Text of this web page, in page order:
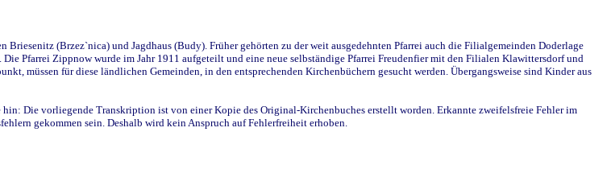
(Brzez`nica) und Jagdhaus (Budy). Früher gehörten zu der weit ausgedehnten Pfarrei auch die Filialgemeinden Doderlage
Pfarrei Zippnow wurde im Jahr 1911 aufgeteilt und eine neue selbständige Pfarrei Freudenfier mit den Filialen Klawittersdorf und
müssen für diese ländlichen Gemeinden, in den entsprechenden Kirchenbüchern gesucht werden. Übergangsweise sind Kinder aus
hin: Die vorliegende Transkription ist von einer Kopie des Original-Kirchenbuches erstellt worden. Erkannte zweifelsfreie Fehler im
gekommen sein. Deshalb wird kein Anspruch auf Fehlerfreiheit erhoben.